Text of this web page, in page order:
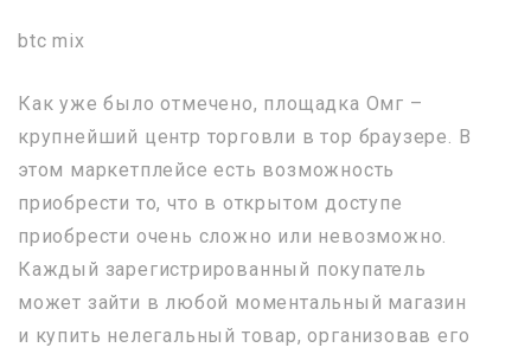
btc mix
Как уже было отмечено, площадка Омг –
крупнейший центр торговли в тор браузере. В
этом маркетплейсе есть возможность
приобрести то, что в открытом доступе
приобрести очень сложно или невозможно.
Каждый зарегистрированный покупатель
может зайти в любой моментальный магазин
и купить нелегальный товар, организовав его